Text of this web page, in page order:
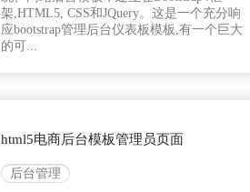
架,HTML5, CSS和JQuery。这是一个充分响
应bootstrap管理后台仪表板模板,有一个巨大
的可...
html5电商后台模板管理员页面
后台管理